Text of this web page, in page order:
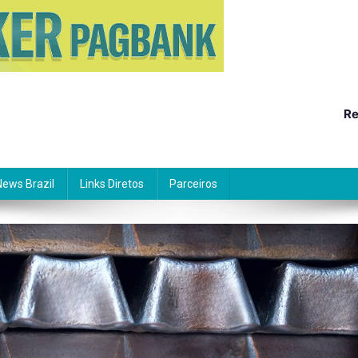
Brazil Links Diretos Parceiros